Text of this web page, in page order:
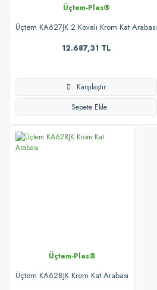
Üçtem-Plas®
Üçtem KA627JK 2 Kovalı Krom Kat Arabası
12.687,31 TL
Karşılaştır
Sepete Ekle
Üçtem-Plas®
Üçtem KA628JK Krom Kat Arabası